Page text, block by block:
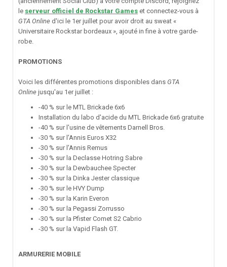
le serveur officiel de Rockstar Games et connectez-vous à
GTA Online d'ici le 1er juillet pour avoir droit au sweat «
Universitaire Rockstar bordeaux », ajouté in fine à votre garde-
robe.
PROMOTIONS
Voici les différentes promotions disponibles dans GTA
Online jusqu'au 1er juillet :
-40 % sur le MTL Brickade 6x6
Installation du labo d'acide du MTL Brickade 6x6 gratuite
-40 % sur l'usine de vêtements Darnell Bros.
-30 % sur l'Annis Euros X32
-30 % sur l'Annis Remus
-30 % sur la Declasse Hotring Sabre
-30 % sur la Dewbauchee Specter
-30 % sur la Dinka Jester classique
-30 % sur le HVY Dump
-30 % sur la Karin Everon
-30 % sur la Pegassi Zorrusso
-30 % sur la Pfister Comet S2 Cabrio
-30 % sur la Vapid Flash GT.
ARMURERIE MOBILE